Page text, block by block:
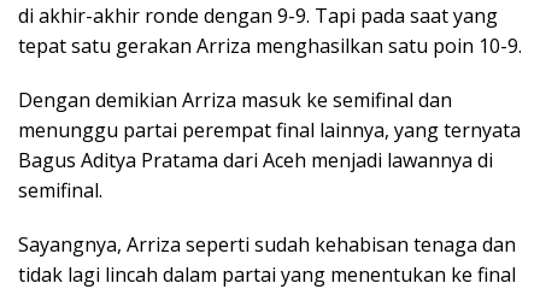
di akhir-akhir ronde dengan 9-9. Tapi pada saat yang
tepat satu gerakan Arriza menghasilkan satu poin 10-9.
Dengan demikian Arriza masuk ke semifinal dan
menunggu partai perempat final lainnya, yang ternyata
Bagus Aditya Pratama dari Aceh menjadi lawannya di
semifinal.
Sayangnya, Arriza seperti sudah kehabisan tenaga dan
tidak lagi lincah dalam partai yang menentukan ke final